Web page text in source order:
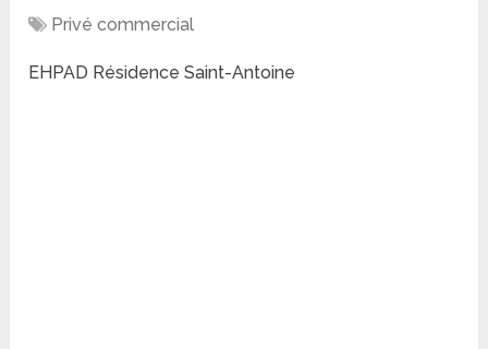
Privé commercial
EHPAD Résidence Saint-Antoine